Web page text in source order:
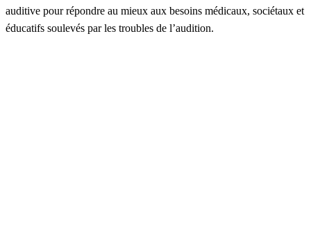
auditive pour répondre au mieux aux besoins médicaux, sociétaux et
éducatifs soulevés par les troubles de l’audition.